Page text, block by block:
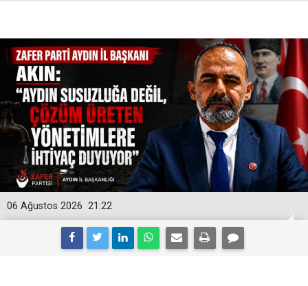
21:22
06 Ağustos 2026